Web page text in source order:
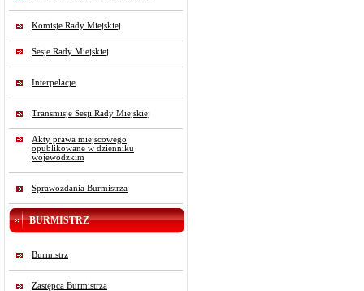
Komisje Rady Miejskiej
Sesje Rady Miejskiej
Interpelacje
Transmisje Sesji Rady Miejskiej
Akty prawa miejscowego
opublikowane w dzienniku
wojewódzkim
Sprawozdania Burmistrza
BURMISTRZ
Burmistrz
Zastępca Burmistrza